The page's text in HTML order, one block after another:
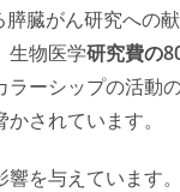
膵臓がん研究への
生物医学研究費の
ーシップの活動
されています。
を与えています